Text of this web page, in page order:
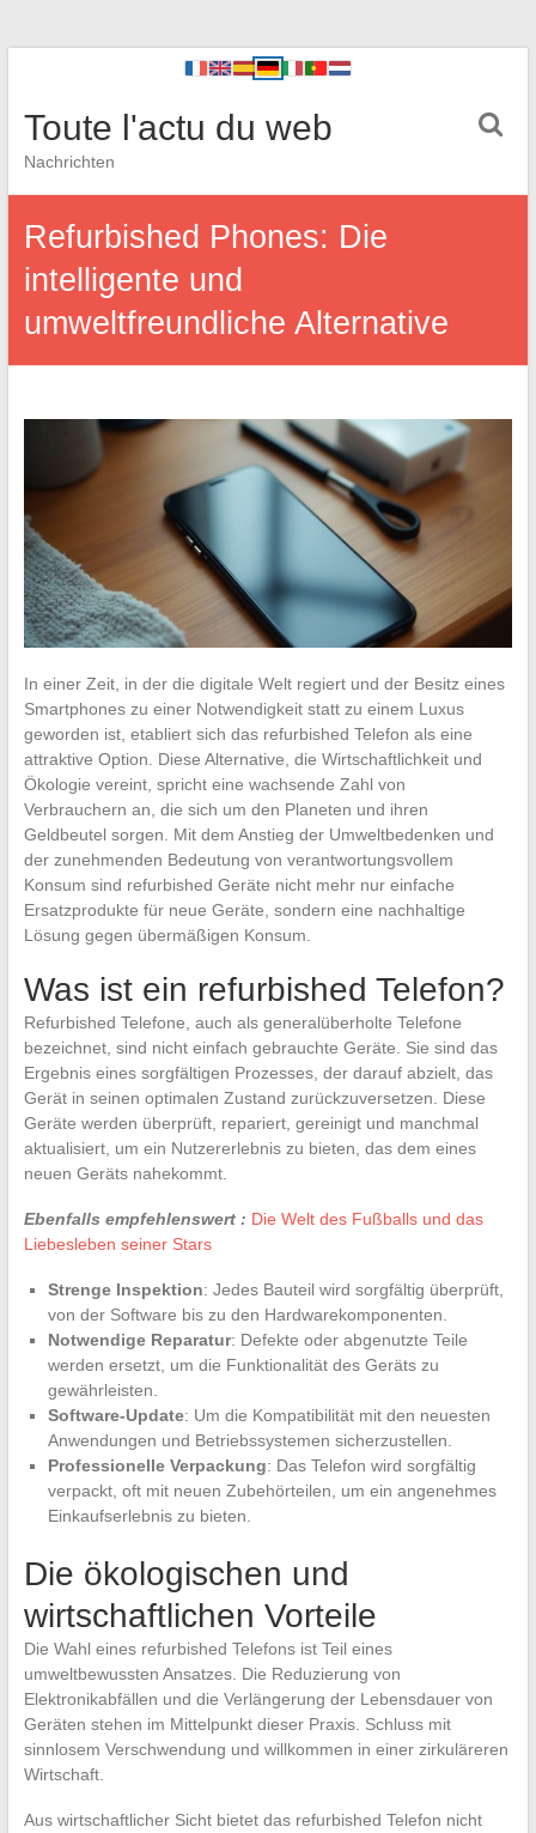
Toute l'actu du web
Nachrichten
Refurbished Phones: Die
intelligente und
umweltfreundliche Alternative
In einer Zeit, in der die digitale Welt regiert und der Besitz eines
Smartphones zu einer Notwendigkeit statt zu einem Luxus
geworden ist, etabliert sich das refurbished Telefon als eine
attraktive Option. Diese Alternative, die Wirtschaftlichkeit und
Ökologie vereint, spricht eine wachsende Zahl von
Verbrauchern an, die sich um den Planeten und ihren
Geldbeutel sorgen. Mit dem Anstieg der Umweltbedenken und
der zunehmenden Bedeutung von verantwortungsvollem
Konsum sind refurbished Geräte nicht mehr nur einfache
Ersatzprodukte für neue Geräte, sondern eine nachhaltige
Lösung gegen übermäßigen Konsum.
Was ist ein refurbished Telefon?
Refurbished Telefone, auch als generalüberholte Telefone
bezeichnet, sind nicht einfach gebrauchte Geräte. Sie sind das
Ergebnis eines sorgfältigen Prozesses, der darauf abzielt, das
Gerät in seinen optimalen Zustand zurückzuversetzen. Diese
Geräte werden überprüft, repariert, gereinigt und manchmal
aktualisiert, um ein Nutzererlebnis zu bieten, das dem eines
neuen Geräts nahekommt.
Ebenfalls empfehlenswert : Die Welt des Fußballs und das
Liebesleben seiner Stars
Strenge Inspektion: Jedes Bauteil wird sorgfältig überprüft,
von der Software bis zu den Hardwarekomponenten.
Notwendige Reparatur: Defekte oder abgenutzte Teile
werden ersetzt, um die Funktionalität des Geräts zu
gewährleisten.
Software-Update: Um die Kompatibilität mit den neuesten
Anwendungen und Betriebssystemen sicherzustellen.
Professionelle Verpackung: Das Telefon wird sorgfältig
verpackt, oft mit neuen Zubehörteilen, um ein angenehmes
Einkaufserlebnis zu bieten.
Die ökologischen und
wirtschaftlichen Vorteile
Die Wahl eines refurbished Telefons ist Teil eines
umweltbewussten Ansatzes. Die Reduzierung von
Elektronikabfällen und die Verlängerung der Lebensdauer von
Geräten stehen im Mittelpunkt dieser Praxis. Schluss mit
sinnlosem Verschwendung und willkommen in einer zirkuläreren
Wirtschaft.
Aus wirtschaftlicher Sicht bietet das refurbished Telefon nicht